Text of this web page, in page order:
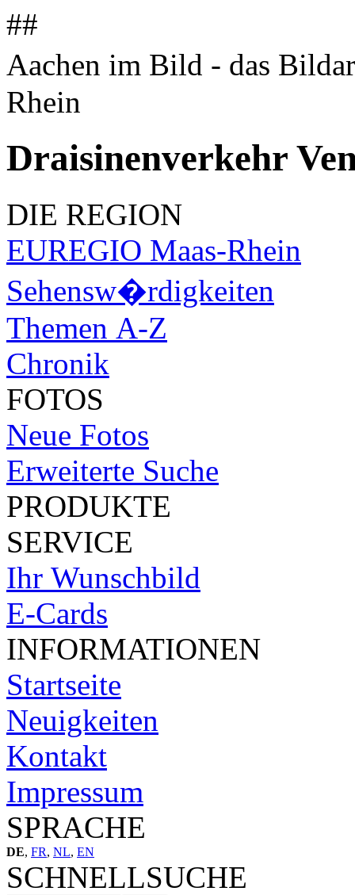
##
Aachen im Bild - das
Rhein
Draisinenverkehr
DIE REGION
EUREGIO Maas-Rhein
Sehensw�rdigkeiten
Themen A-Z
Chronik
FOTOS
Neue Fotos
Erweiterte Suche
PRODUKTE
SERVICE
Ihr Wunschbild
E-Cards
INFORMATIONEN
Startseite
Neuigkeiten
Kontakt
Impressum
SPRACHE
DE, FR, NL, EN
SCHNELLSUCHE